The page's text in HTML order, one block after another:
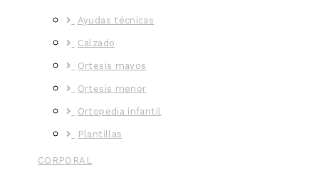
Ayudas técnicas
Calzado
Ortesis mayos
Ortesis menor
Ortopedia infantil
Plantillas
CORPORAL